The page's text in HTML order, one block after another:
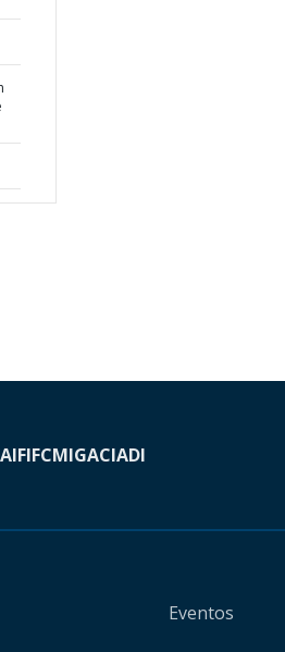
AIFIFCMIGACIADI
Eventos